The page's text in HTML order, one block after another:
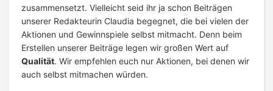
zusammensetzt. Vielleicht seid ihr ja schon Beiträgen
unserer Redakteurin Claudia begegnet, die bei vielen der
Aktionen und Gewinnspiele selbst mitmacht. Denn beim
Erstellen unserer Beiträge legen wir großen Wert auf
Qualität. Wir empfehlen euch nur Aktionen, bei denen wir
auch selbst mitmachen würden.